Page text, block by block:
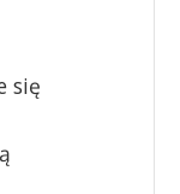
się